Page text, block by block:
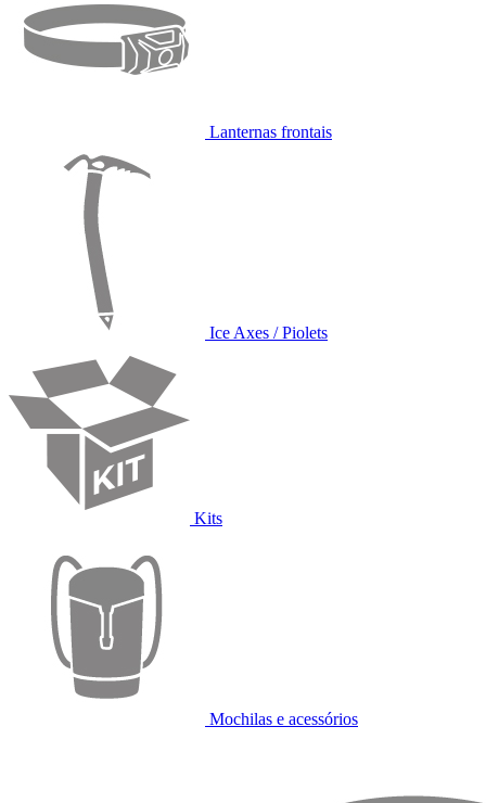
Lanternas frontais
Ice Axes / Piolets
Kits
Mochilas e acessórios